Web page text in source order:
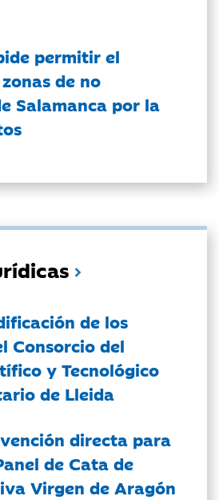
permitir el
de no
Salamanca por la
de los
Consorcio del
y Tecnológico
de Lleida
directa para
de Cata de
Virgen de Aragón